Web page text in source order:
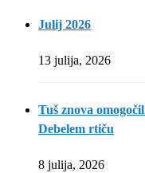
Julij 2026
13 julija, 2026
Tuš znova
Debelem rtiču
8 julija, 2026